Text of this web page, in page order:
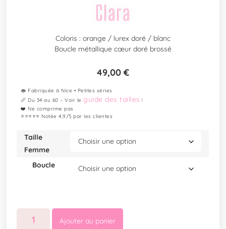
Clara
Coloris : orange / lurex doré / blanc
Boucle métallique cœur doré brossé
49,00 €
👄 Fabriquée à Nice • Petites séries
📏 Du 34 au 60 – Voir leguide des tailles !
❤️ Ne comprime pas
⭐⭐⭐⭐⭐ Notée 4,9/5 par les clientes
Taille
Femme
Boucle
Ajouter au panier